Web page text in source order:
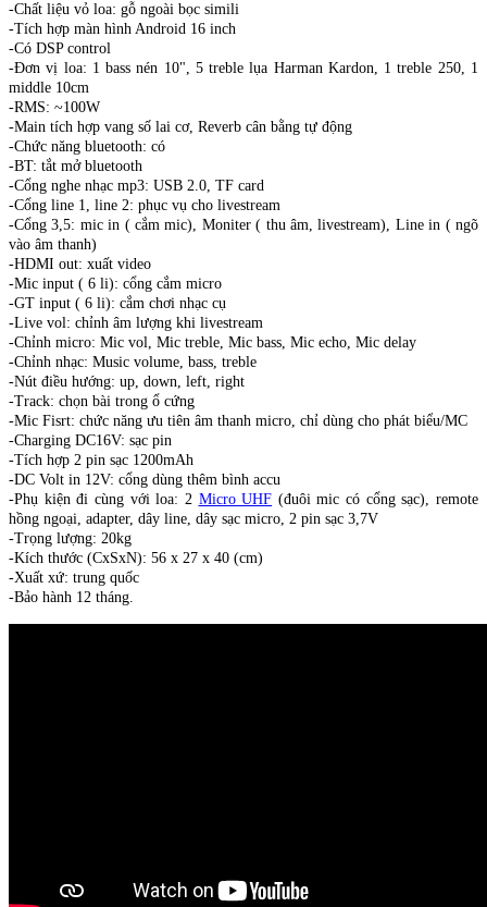
-Chất liệu vỏ loa: gỗ ngoài bọc simili
-Tích hợp màn hình Android 16 inch
-Có DSP control
-Đơn vị loa: 1 bass nén 10", 5 treble lụa Harman Kardon, 1 treble 250, 1
middle 10cm
-RMS: ~100W
-Main tích hợp vang số lai cơ, Reverb cân bằng tự động
-Chức năng bluetooth: có
-BT: tắt mở bluetooth
-Cổng nghe nhạc mp3: USB 2.0, TF card
-Cổng line 1, line 2: phục vụ cho livestream
-Cổng 3,5: mic in ( cắm mic), Moniter ( thu âm, livestream), Line in ( ngõ
vào âm thanh)
-HDMI out: xuất video
-Mic input ( 6 li): cổng cắm micro
-GT input ( 6 li): cắm chơi nhạc cụ
-Live vol: chỉnh âm lượng khi livestream
-Chỉnh micro: Mic vol, Mic treble, Mic bass, Mic echo, Mic delay
-Chỉnh nhạc: Music volume, bass, treble
-Nút điều hướng: up, down, left, right
-Track: chọn bài trong ổ cứng
-Mic Fisrt: chức năng ưu tiên âm thanh micro, chỉ dùng cho phát biểu/MC
-Charging DC16V: sạc pin
-Tích hợp 2 pin sạc 1200mAh
-DC Volt in 12V: cổng dùng thêm bình accu
-Phụ kiện đi cùng với loa: 2 Micro UHF (đuôi mic có cổng sạc), remote
hồng ngoại, adapter, dây line, dây sạc micro, 2 pin sạc 3,7V
-Trọng lượng: 20kg
-Kích thước (CxSxN): 56 x 27 x 40 (cm)
-Xuất xứ: trung quốc
-Bảo hành 12 tháng.